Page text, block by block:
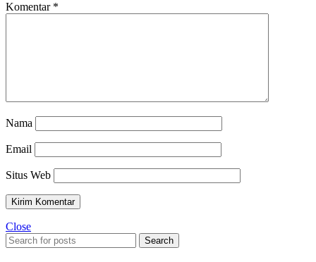
Komentar *
Nama
Email
Situs Web
Close
Search